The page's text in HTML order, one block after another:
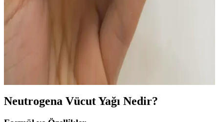
Mary'n'May Idebenone Blackberry Intense Krem:
Çok Yönlü Cilt Bakımında Nemlendirici ve Besleyici
Etkiler
Mary'n'May Idebenone Blackberry Intense krem, jel-krem yapısı ve
nemlendirme özellikleriyle farklı cilt tiplerine uyum sağlar. Kullanıcı
deneyimleri çeşitlilik gösterirken, alerjik reaksiyon ve formülasyon
Neutrogena Vücut Yağı Nedir?